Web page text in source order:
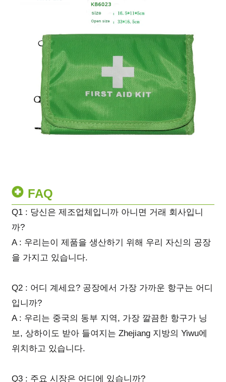
FAQ
Q1 : 당신은 제조업체입니까 아니면 거래 회사입니
까?
A : 우리는이 제품을 생산하기 위해 우리 자신의 공장
을 가지고 있습니다.
Q2 : 어디 계세요? 공장에서 가장 가까운 항구는 어디
입니까?
A : 우리는 중국의 동부 지역, 가장 깔끔한 항구가 닝
보, 상하이도 받아 들여지는 Zhejiang 지방의 Yiwu에
위치하고 있습니다.
Q3 : 주요 시장은 어디에 있습니까?